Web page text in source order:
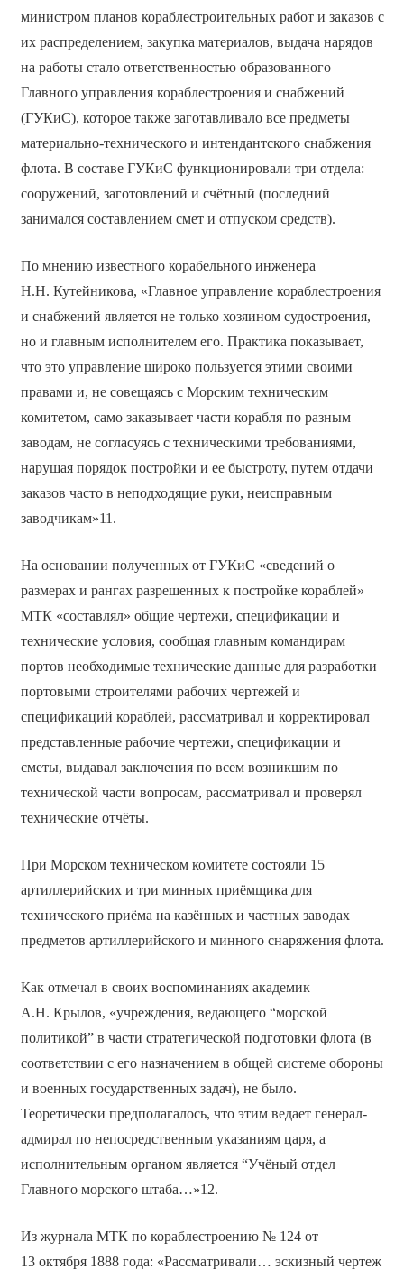
министром планов кораблестроительных работ и заказов с
их распределением, закупка материалов, выдача нарядов
на работы стало ответственностью образованного
Главного управления кораблестроения и снабжений
(ГУКиС), которое также заготавливало все предметы
материально-технического и интендантского снабжения
флота. В составе ГУКиС функционировали три отдела:
сооружений, заготовлений и счётный (последний
занимался составлением смет и отпуском средств).
По мнению известного корабельного инженера
Н.Н. Кутейникова, «Главное управление кораблестроения
и снабжений является не только хозяином судостроения,
но и главным исполнителем его. Практика показывает,
что это управление широко пользуется этими своими
правами и, не совещаясь с Морским техническим
комитетом, само заказывает части корабля по разным
заводам, не согласуясь с техническими требованиями,
нарушая порядок постройки и ее быстроту, путем отдачи
заказов часто в неподходящие руки, неисправным
заводчикам»11.
На основании полученных от ГУКиС «сведений о
размерах и рангах разрешенных к постройке кораблей»
МТК «составлял» общие чертежи, спецификации и
технические условия, сообщая главным командирам
портов необходимые технические данные для разработки
портовыми строителями рабочих чертежей и
спецификаций кораблей, рассматривал и корректировал
представленные рабочие чертежи, спецификации и
сметы, выдавал заключения по всем возникшим по
технической части вопросам, рассматривал и проверял
технические отчёты.
При Морском техническом комитете состояли 15
артиллерийских и три минных приёмщика для
технического приёма на казённых и частных заводах
предметов артиллерийского и минного снаряжения флота.
Как отмечал в своих воспоминаниях академик
А.Н. Крылов, «учреждения, ведающего “морской
политикой” в части стратегической подготовки флота (в
соответствии с его назначением в общей системе обороны
и военных государственных задач), не было.
Теоретически предполагалось, что этим ведает генерал-
адмирал по непосредственным указаниям царя, а
исполнительным органом является “Учёный отдел
Главного морского штаба…»12.
Из журнала МТК по кораблестроению № 124 от
13 октября 1888 года: «Рассматривали… эскизный чертеж